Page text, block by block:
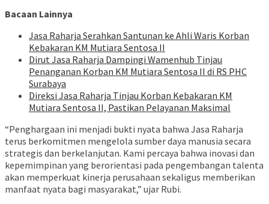
Bacaan Lainnya
Jasa Raharja Serahkan Santunan ke Ahli Waris Korban
Kebakaran KM Mutiara Sentosa II
Dirut Jasa Raharja Dampingi Wamenhub Tinjau
Penanganan Korban KM Mutiara Sentosa II di RS PHC
Surabaya
Direksi Jasa Raharja Tinjau Korban Kebakaran KM
Mutiara Sentosa II, Pastikan Pelayanan Maksimal
“Penghargaan ini menjadi bukti nyata bahwa Jasa Raharja
terus berkomitmen mengelola sumber daya manusia secara
strategis dan berkelanjutan. Kami percaya bahwa inovasi dan
kepemimpinan yang berorientasi pada pengembangan talenta
akan memperkuat kinerja perusahaan sekaligus memberikan
manfaat nyata bagi masyarakat,” ujar Rubi.